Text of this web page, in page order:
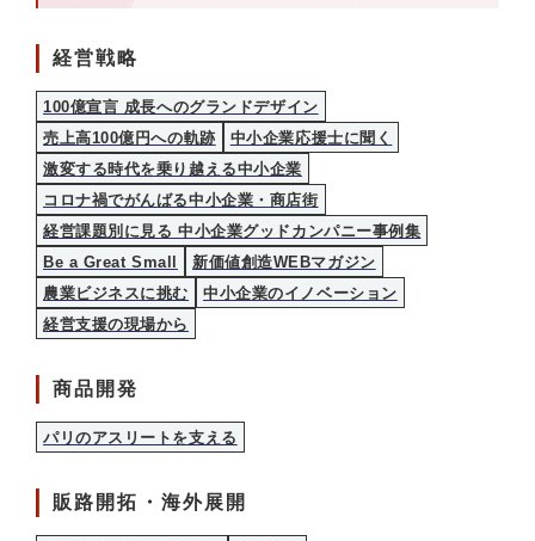
経営戦略
100億宣言 成長へのグランドデザイン
売上高100億円への軌跡
中小企業応援士に聞く
激変する時代を乗り越える中小企業
コロナ禍でがんばる中小企業・商店街
経営課題別に見る 中小企業グッドカンパニー事例集
Be a Great Small
新価値創造WEBマガジン
農業ビジネスに挑む
中小企業のイノベーション
経営支援の現場から
商品開発
パリのアスリートを支える
販路開拓・海外展開